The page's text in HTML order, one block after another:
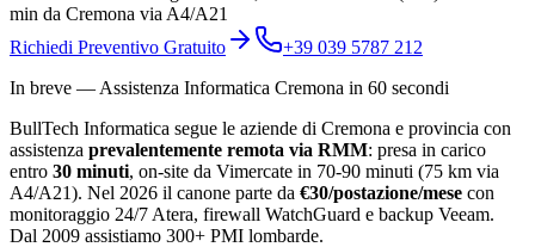
min da Cremona via A4/A21
Richiedi Preventivo Gratuito
+39 039 5787 212
In breve — Assistenza Informatica Cremona in 60 secondi
BullTech Informatica segue le aziende di Cremona e provincia con
assistenza prevalentemente remota via RMM: presa in carico
entro 30 minuti, on-site da Vimercate in 70-90 minuti (75 km via
A4/A21). Nel 2026 il canone parte da €30/postazione/mese con
monitoraggio 24/7 Atera, firewall WatchGuard e backup Veeam.
Dal 2009 assistiamo 300+ PMI lombarde.